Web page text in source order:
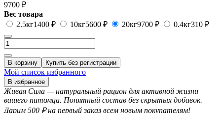
9700 ₽
Вес товара
2.5кг1400 ₽ 10кг5600 ₽ 20кг9700 ₽ 0.4кг310 ₽
В корзину Купить без регистрации
Мой список избранного
В избранное
Живая Сила — натуральный рацион для активной жизни
вашего питомца. Понятный состав без скрытых добавок.
Дарим 500 ₽ на первый заказ всем новым покупателям!